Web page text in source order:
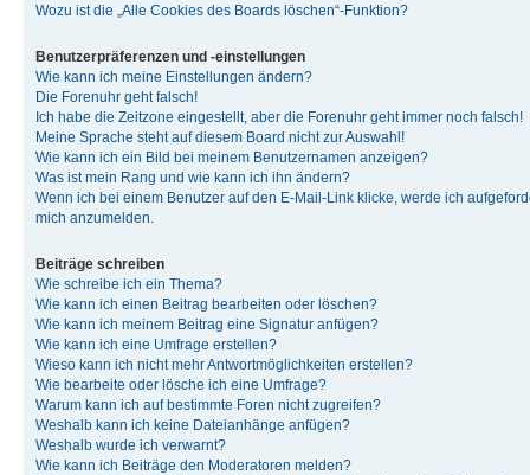
Wozu ist die „Alle Cookies des Boards löschen“-Funktion?
Benutzerpräferenzen und -einstellungen
Wie kann ich meine Einstellungen ändern?
Die Forenuhr geht falsch!
Ich habe die Zeitzone eingestellt, aber die Forenuhr geht immer noch falsch!
Meine Sprache steht auf diesem Board nicht zur Auswahl!
Wie kann ich ein Bild bei meinem Benutzernamen anzeigen?
Was ist mein Rang und wie kann ich ihn ändern?
Wenn ich bei einem Benutzer auf den E-Mail-Link klicke, werde ich
mich anzumelden.
Beiträge schreiben
Wie schreibe ich ein Thema?
Wie kann ich einen Beitrag bearbeiten oder löschen?
Wie kann ich meinem Beitrag eine Signatur anfügen?
Wie kann ich eine Umfrage erstellen?
Wieso kann ich nicht mehr Antwortmöglichkeiten erstellen?
Wie bearbeite oder lösche ich eine Umfrage?
Warum kann ich auf bestimmte Foren nicht zugreifen?
Weshalb kann ich keine Dateianhänge anfügen?
Weshalb wurde ich verwarnt?
Wie kann ich Beiträge den Moderatoren melden?